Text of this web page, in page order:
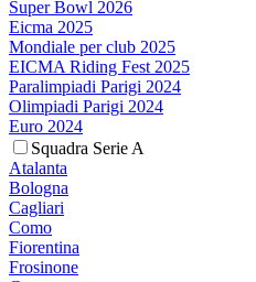
Super Bowl 2026
Eicma 2025
Mondiale per club 2025
EICMA Riding Fest 2025
Paralimpiadi Parigi 2024
Olimpiadi Parigi 2024
Euro 2024
Squadra Serie A
Atalanta
Bologna
Cagliari
Como
Fiorentina
Frosinone